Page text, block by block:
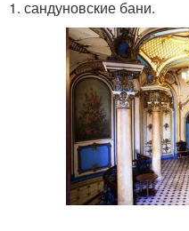
1. сандуновские бани.